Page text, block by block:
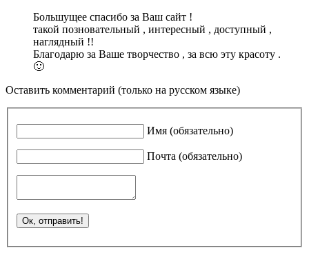
Большущее спасибо за Ваш сайт !
такой позновательный , интересный , доступный ,
наглядный !!
Благодарю за Ваше творчество , за всю эту красоту .
🙂
Оставить комментарий (только на русском языке)
Имя (обязательно)
Почта (обязательно)